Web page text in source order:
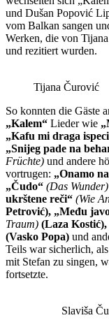
und Dušan Popović
vom Balkan sangen
Werken, die von
und rezitiert wurden.
Tijana Čurović
So konnten die Gäste
„Kalem“ Lieder wie
„Kafu mi draga
„Snijeg pade na
Früchte) und andere
vortrugen: „Onamo
„Čudo“ (Das Wunder)
ukrštene reči“ (Wie
Petrović), „Među
Traum) (Laza
(Vasko Popa) und
Teils war sicherlich,
mit Stefan zu singen,
fortsetzte.
Slaviša